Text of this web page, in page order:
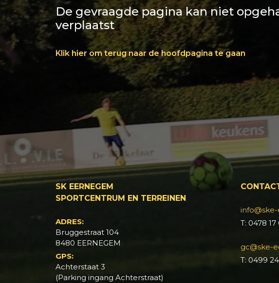
De gevraagde pagina kan niet
verplaatst
Klik hier om terug naar de hoofdpagina te gaan
SK EERNEGEM
SPORTCENTRUM EN TERREINEN
ADRES:
Bruggestraat 104
8480 EERNEGEM
GPS:
Achterstaat 3
(Parking ingang Achterstraat)
T: 0478 17
gc@ske-
T: 0499